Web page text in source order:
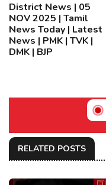
District News | 05
NOV 2025 | Tamil
News Today | Latest
News | PMK | TVK |
DMK | BJP
RELATED POSTS